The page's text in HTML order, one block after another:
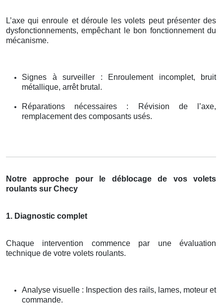
L’axe qui enroule et déroule les volets peut présenter des
dysfonctionnements, empêchant le bon fonctionnement du
mécanisme.
Signes à surveiller : Enroulement incomplet, bruit
métallique, arrêt brutal.
Réparations nécessaires : Révision de l’axe,
remplacement des composants usés.
Notre approche pour le déblocage de vos volets
roulants sur Checy
1. Diagnostic complet
Chaque intervention commence par une évaluation
technique de votre volets roulants.
Analyse visuelle : Inspection des rails, lames, moteur et
commande.